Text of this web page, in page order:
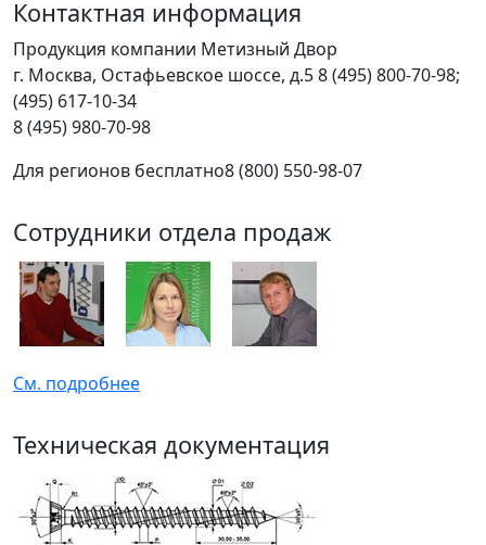
Контактная информация
Продукция компании Метизный Двор
г. Москва, Остафьевское шоссе, д.58 (495) 800-70-98;
(495) 617-10-34
8 (495) 980-70-98
Для регионов бесплатно8 (800) 550-98-07
Сотрудники отдела продаж
См. подробнее
Техническая документация